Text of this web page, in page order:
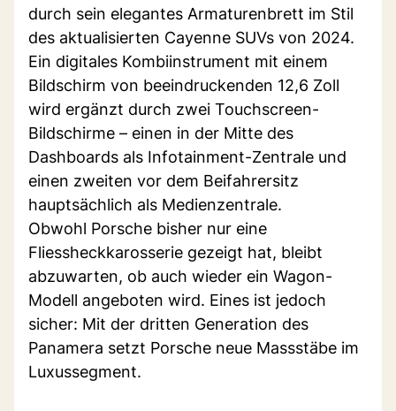
durch sein elegantes Armaturenbrett im Stil
des aktualisierten Cayenne SUVs von 2024.
Ein digitales Kombiinstrument mit einem
Bildschirm von beeindruckenden 12,6 Zoll
wird ergänzt durch zwei Touchscreen-
Bildschirme – einen in der Mitte des
Dashboards als Infotainment-Zentrale und
einen zweiten vor dem Beifahrersitz
hauptsächlich als Medienzentrale.
Obwohl Porsche bisher nur eine
Fliessheckkarosserie gezeigt hat, bleibt
abzuwarten, ob auch wieder ein Wagon-
Modell angeboten wird. Eines ist jedoch
sicher: Mit der dritten Generation des
Panamera setzt Porsche neue Massstäbe im
Luxussegment.